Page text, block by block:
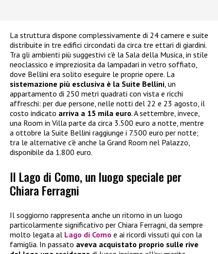
La struttura dispone complessivamente di 24 camere e suite
distribuite in tre edifici circondati da circa tre ettari di giardini.
Tra gli ambienti più suggestivi c’è la Sala della Musica, in stile
neoclassico e impreziosita da lampadari in vetro soffiato,
dove Bellini era solito eseguire le proprie opere. La
sistemazione più esclusiva è la Suite Bellini, un
appartamento di 250 metri quadrati con vista e ricchi
affreschi: per due persone, nelle notti del 22 e 23 agosto, il
costo indicato arriva a 15 mila euro. A settembre, invece,
una Room in Villa parte da circa 3.500 euro a notte, mentre
a ottobre la Suite Bellini raggiunge i 7.500 euro per notte;
tra le alternative c’è anche la Grand Room nel Palazzo,
disponibile da 1.800 euro.
Il Lago di Como, un luogo speciale per
Chiara Ferragni
Il soggiorno rappresenta anche un ritorno in un luogo
particolarmente significativo per Chiara Ferragni, da sempre
molto legata al Lago di Como e ai ricordi vissuti qui con la
famiglia. In passato aveva acquistato proprio sulle rive